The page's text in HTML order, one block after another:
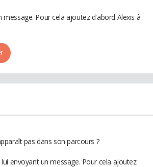
Pour cela ajoutez d'abord Alexis à
pas dans son parcours ?
envoyant un message. Pour cela ajoutez